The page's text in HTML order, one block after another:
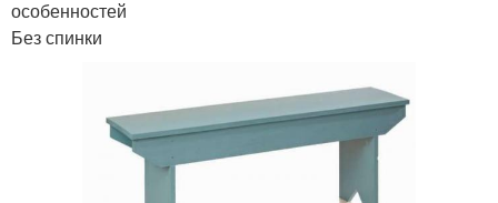
особенностей
Без спинки